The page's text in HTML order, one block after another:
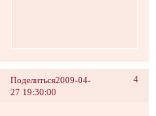
Поделиться 4
2009-04-
27 19:30:00